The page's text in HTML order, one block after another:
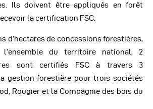
Ils doivent être appliqués en forêt
la certification FSC.
d’hectares de concessions forestières,
l’ensemble du territoire national, 2
sont certifiés FSC à travers 3
gestion forestière pour trois sociétés
Rougier et la Compagnie des bois du